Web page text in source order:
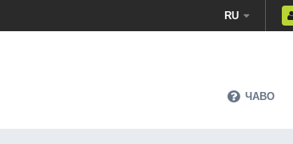
RU
ЧАВО